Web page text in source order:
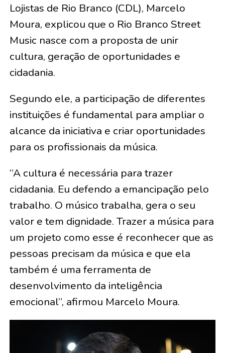
Lojistas de Rio Branco (CDL), Marcelo
Moura, explicou que o Rio Branco Street
Music nasce com a proposta de unir
cultura, geração de oportunidades e
cidadania.
Segundo ele, a participação de diferentes
instituições é fundamental para ampliar o
alcance da iniciativa e criar oportunidades
para os profissionais da música.
“A cultura é necessária para trazer
cidadania. Eu defendo a emancipação pelo
trabalho. O músico trabalha, gera o seu
valor e tem dignidade. Trazer a música para
um projeto como esse é reconhecer que as
pessoas precisam da música e que ela
também é uma ferramenta de
desenvolvimento da inteligência
emocional”, afirmou Marcelo Moura.